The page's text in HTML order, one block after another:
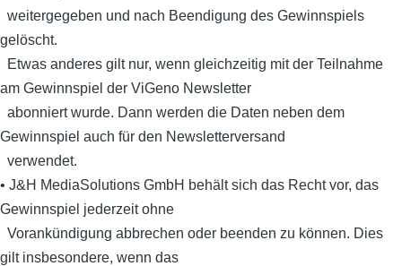
weitergegeben und nach Beendigung des Gewinnspiels
gelöscht.
Etwas anderes gilt nur, wenn gleichzeitig mit der Teilnahme
am Gewinnspiel der ViGeno Newsletter
abonniert wurde. Dann werden die Daten neben dem
Gewinnspiel auch für den Newsletterversand
verwendet.
• J&H MediaSolutions GmbH behält sich das Recht vor, das
Gewinnspiel jederzeit ohne
Vorankündigung abbrechen oder beenden zu können. Dies
gilt insbesondere, wenn das